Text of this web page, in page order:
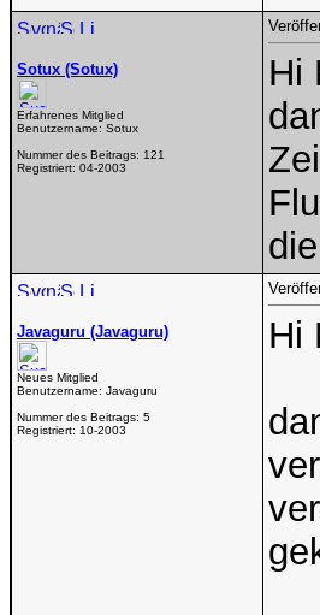
Sotux (Sotux)
Erfahrenes Mitglied
Benutzername: Sotux
Nummer des Beitrags: 121
Registriert: 04-2003
Hi
Javaguru (Javaguru)
Neues Mitglied
Benutzername: Javaguru
Nummer des Beitrags: 5
Registriert: 10-2003
Hi